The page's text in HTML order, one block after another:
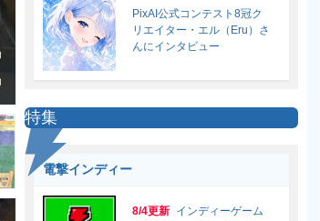
PixAI公式コンテスト8冠ク
リエイター・エル（Eru）さ
んにインタビュー
特集
電撃インディー
8/4更新 インディーゲーム